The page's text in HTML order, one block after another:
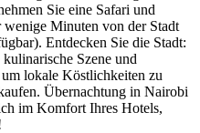
Sie eine Safari und
Minuten von der Stadt
Entdecken Sie die Stadt:
Szene und
lokale Köstlichkeiten zu
Übernachtung in Nairobi
im Komfort Ihres Hotels,